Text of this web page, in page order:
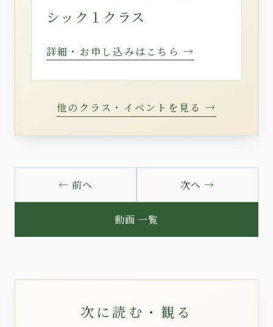
シック１クラス
詳細・お申し込みはこちら →
他のクラス・イベントを見る →
← 前へ
動画 一覧
次へ →
次に読む・観る